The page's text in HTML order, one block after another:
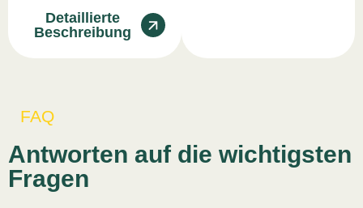
Detaillierte
Beschreibung
FAQ
Antworten auf die wichtigsten
Fragen